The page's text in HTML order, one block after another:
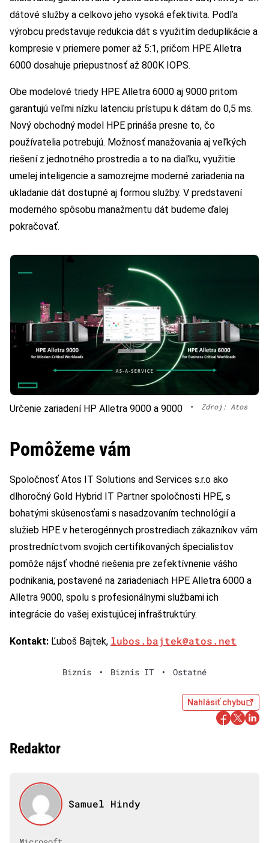
dátové služby a celkovo jeho vysoká efektivita. Podľa
výrobcu predstavuje redukcia dát s využitím deduplikácie a
kompresie v priemere pomer až 5:1, pričom HPE Alletra
6000 dosahuje priepustnosť až 800K IOPS.
Obe modelové triedy HPE Alletra 6000 aj 9000 pritom
garantujú veľmi nízku latenciu prístupu k dátam do 0,5 ms.
Nový obchodný model HPE prináša presne to, čo
používatelia potrebujú. Možnosť manažovania aj veľkých
riešení z jednotného prostredia a to na diaľku, využitie
umelej inteligencie a samozrejme moderné zariadenia na
ukladanie dát dostupné aj formou služby. V predstavení
moderného spôsobu manažmentu dát budeme ďalej
pokračovať.
Určenie zariadení HP Alletra 9000 a 9000 • Zdroj: Atos
Pomôžeme vám
Spoločnosť Atos IT Solutions and Services s.r.o ako
dlhoročný Gold Hybrid IT Partner spoločnosti HPE, s
bohatými skúsenosťami s nasadzovaním technológií a
služieb HPE v heterogénnych prostrediach zákazníkov vám
prostredníctvom svojich certifikovaných špecialistov
pomôže nájsť vhodné riešenia pre zefektívnenie vášho
podnikania, postavené na zariadeniach HPE Alletra 6000 a
Alletra 9000, spolu s profesionálnymi službami ich
integrácie do vašej existujúcej infraštruktúry.
Kontakt: Ľuboš Bajtek, lubos.bajtek@atos.net
Biznis • Biznis IT • Ostatné
Nahlásiť chybu
Redaktor
Samuel Hindy